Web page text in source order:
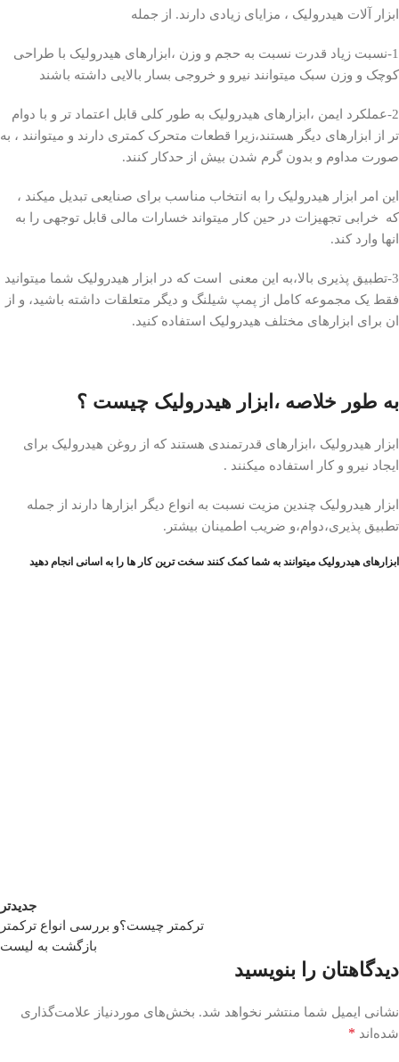
ابزار آلات هیدرولیک ، مزایای زیادی دارند. از جمله
1-نسبت زیاد قدرت نسبت به حجم و وزن ،ابزارهای هیدرولیک با طراحی
کوچک و وزن سبک میتوانند نیرو و خروجی بسار بالایی داشته باشند
2-عملکرد ایمن ،ابزارهای هیدرولیک به طور کلی قابل اعتماد تر و با دوام
تر از ابزارهای دیگر هستند،زیرا قطعات متحرک کمتری دارند و میتوانند ، به
صورت مداوم و بدون گرم شدن بیش از حدکار کنند.
این امر ابزار هیدرولیک را به انتخاب مناسب برای صنایعی تبدیل میکند ،
که خرابی تجهیزات در حین کار میتواند خسارات مالی قابل توجهی را به
انها وارد کند.
3-تطبیق پذیری بالا،به این معنی است که در ابزار هیدرولیک شما میتوانید
فقط یک مجموعه کامل از پمپ شیلنگ و دیگر متعلقات داشته باشید، و از
ان برای ابزارهای مختلف هیدرولیک استفاده کنید.
به طور خلاصه ،ابزار هیدرولیک چیست ؟
ابزار هیدرولیک ،ابزارهای قدرتمندی هستند که از روغن هیدرولیک برای
ایجاد نیرو و کار استفاده میکنند .
ابزار هیدرولیک چندین مزیت نسبت به انواع دیگر ابزارها دارند از جمله
تطبیق پذیری،دوام،و ضریب اطمینان بیشتر.
ابزارهای هیدرولیک میتوانند به شما کمک کنند سخت ترین کار ها را به اسانی انجام دهید
جدیدتر
ترکمتر چیست؟و بررسی انواع ترکمتر
بازگشت به لیست
دیدگاهتان را بنویسید
نشانی ایمیل شما منتشر نخواهد شد. بخش‌های موردنیاز علامت‌گذاری
شده‌اند *